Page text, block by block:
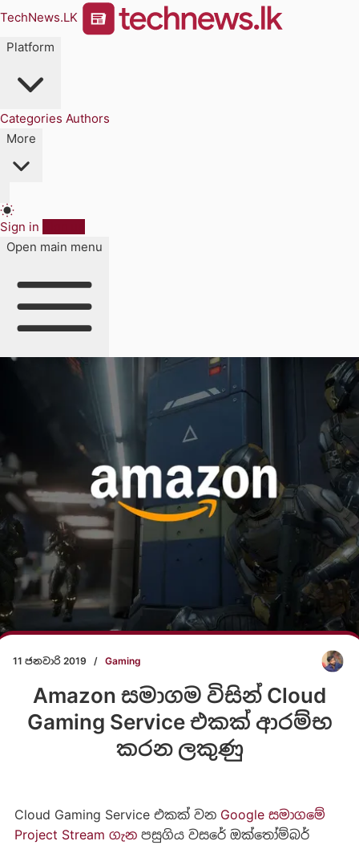
TechNews.LK
Platform
Categories Authors
More
Sign in
Open main menu
11 ජනවාරි 2019 / Gaming
Amazon සමාගම විසින් Cloud
Gaming Service එකක් ආරම්භ
කරන ලකුණු
Cloud Gaming Service එකක් වන Google සමාගමේ
Project Stream ගැනපසුගිය වසරේ ඔක්තෝම්බර්